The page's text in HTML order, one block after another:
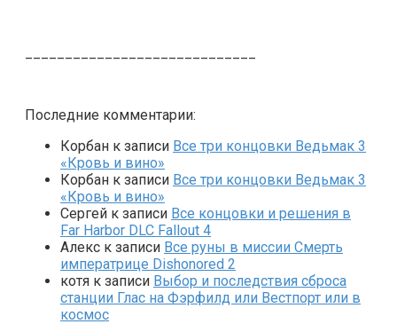
Последние комментарии:
Корбан к записи Все три концовки Ведьмак 3
«Кровь и вино»
Корбан к записи Все три концовки Ведьмак 3
«Кровь и вино»
Сергей к записи Все концовки и решения в
Far Harbor DLC Fallout 4
Алекс к записи Все руны в миссии Смерть
императрице Dishonored 2
котя к записи Выбор и последствия сброса
станции Глас на Фэрфилд или Вестпорт или в
космос